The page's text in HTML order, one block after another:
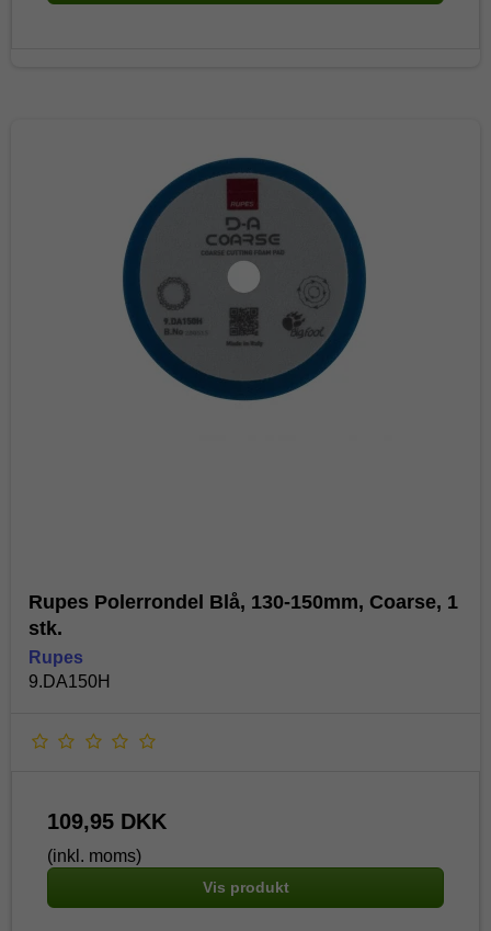
Rupes Polerrondel Blå, 130-150mm, Coarse, 1
stk.
Rupes
9.DA150H
109,95 DKK
(inkl. moms)
Vis produkt